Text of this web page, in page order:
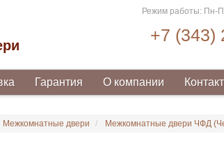
Режим работы: Пн-
+7 (343)
Гарантия О компании
Межкомнатные двери Межкомнатные двери ЧФД